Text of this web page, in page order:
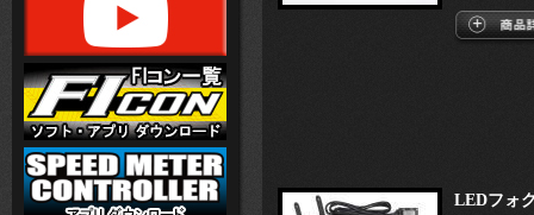
LEDフォ